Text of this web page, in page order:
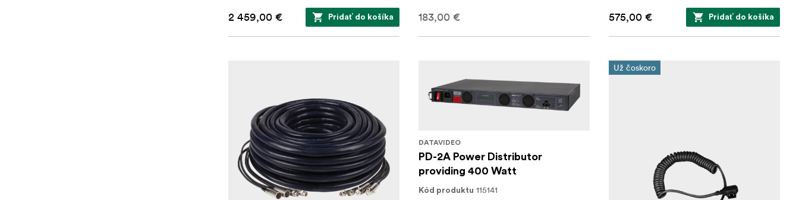
2 459,00 € Pridať do košíka 183,00 € 575,00 € Pridať do košíka
DATAVIDEO
PD-2A Power Distributor
providing 400 Watt
Kód produktu 115141
Už čoskoro